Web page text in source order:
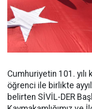
Cumhuriyetin 101. yılı
öğrenci ile birlikte
belirten SİVİL-DER